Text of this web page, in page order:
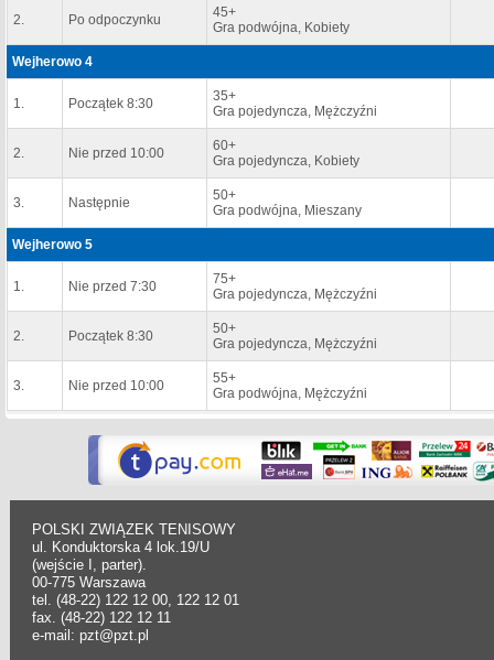
2. Po odpoczynku
45+
Gra podwójna, Kobiety
Wejherowo 4
1. Początek 8:30
35+
Gra pojedyncza, Mężczyźni
2. Nie przed 10:00
60+
Gra pojedyncza, Kobiety
3. Następnie
50+
Gra podwójna, Mieszany
Wejherowo 5
1. Nie przed 7:30
75+
Gra pojedyncza, Mężczyźni
2. Początek 8:30
50+
Gra pojedyncza, Mężczyźni
3. Nie przed 10:00
55+
Gra podwójna, Mężczyźni
POLSKI ZWIĄZEK TENISOWY
ul. Konduktorska 4 lok.19/U
(wejście I, parter).
00-775 Warszawa
tel. (48-22) 122 12 00, 122 12 01
fax. (48-22) 122 12 11
e-mail: pzt@pzt.pl